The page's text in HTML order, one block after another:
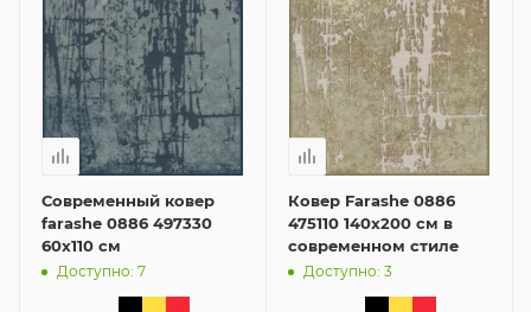
Современный ковер
farashe 0886 497330
60x110 см
Доступно: 7
Ковер Farashe 0886
475110 140x200 см в
современном стиле
Доступно: 3